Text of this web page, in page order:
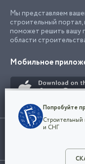
Мы представляем
строительный
поможет решить вашу
области
Мобильное
Использование сайта, в
марки представленные на
Мы используем
наш сайт удобным
Политикой
и принимаете
Попробуйте
Строительный
и СНГ